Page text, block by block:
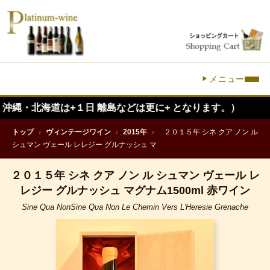
メニュー
+１日 離島などは更に+ となります。）
トップ › ヴィンテージワイン › 2015年 ›
２０１５年 シネ クア ノン ル
シュマン ヴェール レレジー グルナッシュ マ
２０１５年 シネ クア ノン ル シュマン ヴェール レ
レジー グルナッシュ マグナム1500ml 赤ワイン
Sine Qua NonSine Qua Non Le Chemin Vers L'Heresie Grenache